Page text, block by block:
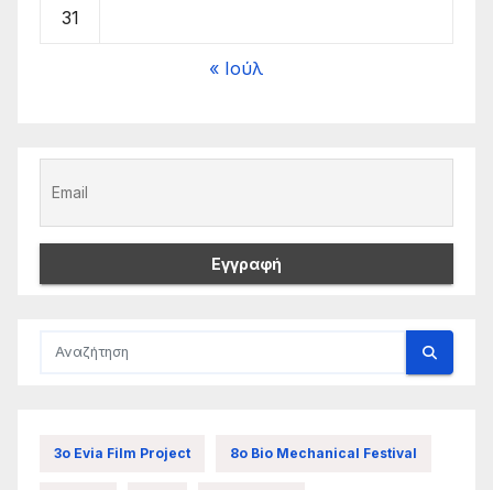
31
« Ιούλ
3ο Evia Film Project 8ο Bio Mechanical Festival